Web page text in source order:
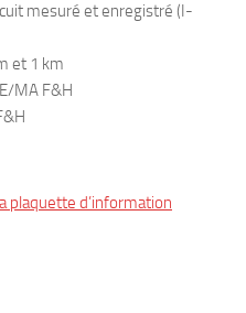
mesuré et enregistré (I-
et 1 km
MA F&H
plaquette d’information